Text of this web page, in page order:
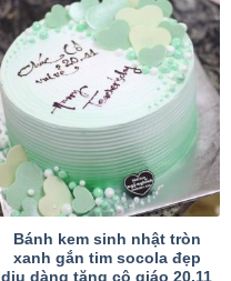
Bánh kem sinh nhật tròn
xanh gắn tim socola đẹp
dịu dàng tặng cô giáo 20.11